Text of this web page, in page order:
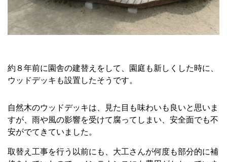
約８年前に園舎の建替えをして、園庭も新しくした時に、
ウッドデッキも設置したそうです。
自然木のウッドデッキは、見た目も味わいも良いと思いま
すが、雨や風の影響を受けて腐ってしまい、安全面でも不
安がでてきていました。
取替え工事を行う以前にも、大工さんが何度も部分的に補